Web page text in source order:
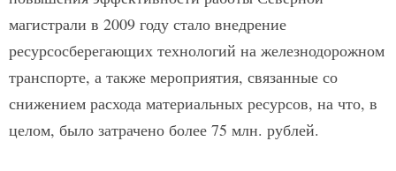
магистрали в 2009 году стало внедрение
ресурсосберегающих технологий на железнодорожном
транспорте, а также мероприятия, связанные со
снижением расхода материальных ресурсов, на что, в
целом, было затрачено более 75 млн. рублей.